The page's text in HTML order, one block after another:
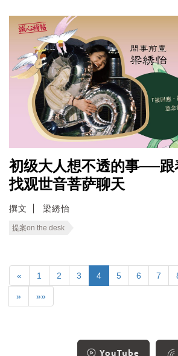
初级大人想不透的事──跟
找观世音菩萨聊天
撰文 梁綉怡
提案on the desk
« 1 2 3 4 5 6 7
» »»